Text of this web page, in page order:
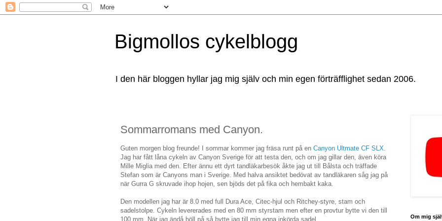
Bigmollos cykelblogg
I den här bloggen hyllar jag mig själv och min egen förträfflighet sedan 2006.
Sommarromans med Canyon.
Guten morgen blog freunde! I sommar kommer jag fräsa runt på en Canyon Ultmate CF SLX
Jag har fått låna cykeln av Canyon Sverige för att testa den, och om jag gillar den, även köra
Mille Miglia med den. Efter ännu ett dyrt tandläkarbesök åkte jag ut till Bålsta och träffade
Stefan som är Canyons man i Sverige. Med halva ansiktet bedövat av tandläkaren såg jag på
när Gurra G skruvade ihop hojen, sen bjöds det på fika och hembakt kaka.
Den modellen jag har är 8.0 med full Dura Ace, Citec-hjul och Ritchey-styre, stam och
sadelstolpe. Cykeln levererades med en 80 mm styrstam men efter en provtur bytte vi den till
100 mm. När jag ändå höll på så bytte jag till min egna inkörda sadel.
Om mig